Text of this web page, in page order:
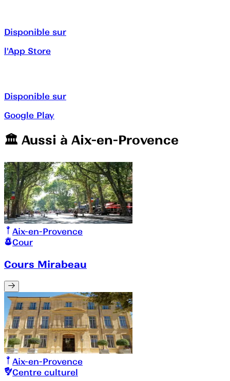
Disponible sur
l'App Store
Disponible sur
Google Play
🏛️️ Aussi à Aix-en-Provence
Aix-en-Provence
Cour
Cours Mirabeau
Aix-en-Provence
Centre culturel